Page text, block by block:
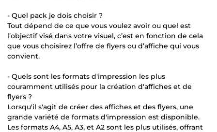
- Quel pack je dois choisir ?
Tout dépend de ce que vous voulez avoir ou quel est
l’objectif visé dans votre visuel, c’est en fonction de cela
que vous choisirez l’offre de flyers ou d’affiche qui vous
convient.
- Quels sont les formats d'impression les plus
couramment utilisés pour la création d'affiches et de
flyers ?
Lorsqu'il s'agit de créer des affiches et des flyers, une
grande variété de formats d'impression est disponible.
Les formats A4, A5, A3, et A2 sont les plus utilisés, offrant